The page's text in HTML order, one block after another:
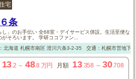
宅
条
」のお手伝い 全68室・デイサービス併設。生活至便な
そろいます。 学研ココファン...
北海道 札幌市南区澄川六条3-2-35 交通：札幌市営地下
13 .2 ～ 48.8 万円 月額 13.358 ～30.708